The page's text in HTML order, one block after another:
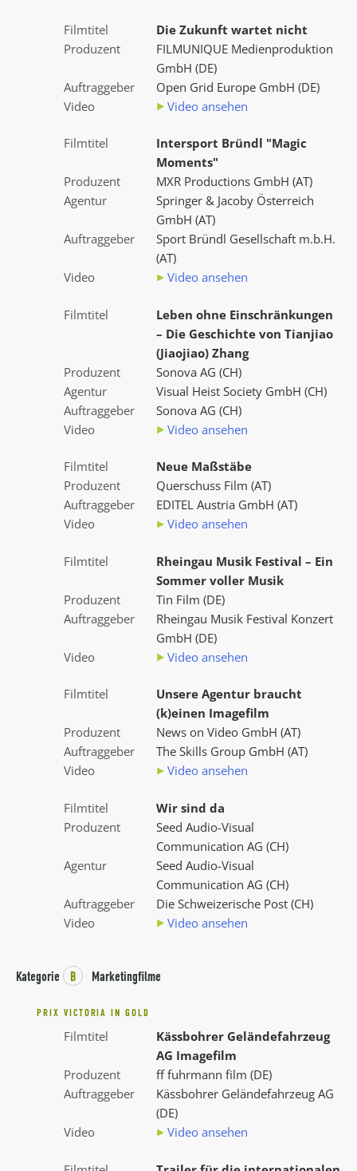
Filmtitel
Die Zukunft wartet nicht
Produzent
FILMUNIQUE Medienproduktion
GmbH (DE)
Auftraggeber
Open Grid Europe GmbH (DE)
Video
Video ansehen
Filmtitel
Intersport Bründl "Magic
Moments"
Produzent
MXR Productions GmbH (AT)
Agentur
Springer & Jacoby Österreich
GmbH (AT)
Auftraggeber
Sport Bründl Gesellschaft m.b.H.
(AT)
Video
Video ansehen
Filmtitel
Leben ohne Einschränkungen
– Die Geschichte von Tianjiao
(Jiaojiao) Zhang
Produzent
Sonova AG (CH)
Agentur
Visual Heist Society GmbH (CH)
Auftraggeber
Sonova AG (CH)
Video
Video ansehen
Filmtitel
Neue Maßstäbe
Produzent
Querschuss Film (AT)
Auftraggeber
EDITEL Austria GmbH (AT)
Video
Video ansehen
Filmtitel
Rheingau Musik Festival – Ein
Sommer voller Musik
Produzent
Tin Film (DE)
Auftraggeber
Rheingau Musik Festival Konzert
GmbH (DE)
Video
Video ansehen
Filmtitel
Unsere Agentur braucht
(k)einen Imagefilm
Produzent
News on Video GmbH (AT)
Auftraggeber
The Skills Group GmbH (AT)
Video
Video ansehen
Filmtitel
Wir sind da
Produzent
Seed Audio-Visual
Communication AG (CH)
Agentur
Seed Audio-Visual
Communication AG (CH)
Auftraggeber
Die Schweizerische Post (CH)
Video
Video ansehen
Kategorie B Marketingfilme
PRIX VICTORIA IN GOLD
Filmtitel
Kässbohrer Geländefahrzeug
AG Imagefilm
Produzent
ff fuhrmann film (DE)
Auftraggeber
Kässbohrer Geländefahrzeug AG
(DE)
Video
Video ansehen